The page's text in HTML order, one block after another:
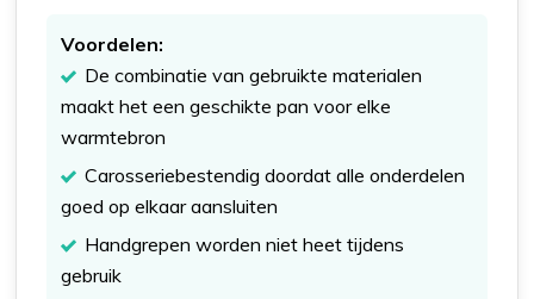
Voordelen:
De combinatie van gebruikte materialen
maakt het een geschikte pan voor elke
warmtebron
Carosseriebestendig doordat alle onderdelen
goed op elkaar aansluiten
Handgrepen worden niet heet tijdens
gebruik